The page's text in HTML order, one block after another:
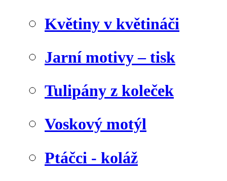
Květiny v květináči
Jarní motivy – tisk
Tulipány z koleček
Voskový motýl
Ptáčci - koláž